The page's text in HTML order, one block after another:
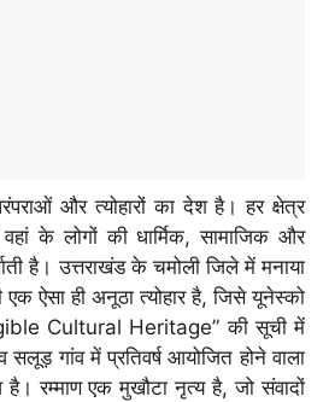
और त्योहारों का देश है। हर क्षेत्र
के लोगों की धार्मिक, सामाजिक और
है। उत्तराखंड के चमोली जिले में मनाया
एक ऐसा ही अनूठा त्योहार है, जिसे यूनेस्को
Cultural Heritage” की सूची में
गांव में प्रतिवर्ष आयोजित होने वाला
है। रम्माण एक मुखौटा नृत्य है, जो संवादों